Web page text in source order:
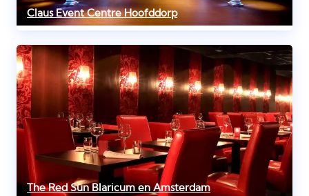
Claus Event Centre Hoofddorp
The Red Sun Blaricum en Amsterdam